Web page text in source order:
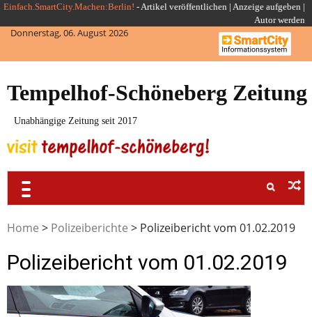
Skip
to
content
Einfach.SmartCity.Machen:Berlin! -Artikel veröffentlichen | Anzeige aufgeben |
Autor werden
Donnerstag, 06. August 2026
Tempelhof-Schöneberg Zeitung
Unabhängige Zeitung seit 2017
Home > Polizeiberichte > Polizeibericht vom 01.02.2019
Polizeibericht vom 01.02.2019